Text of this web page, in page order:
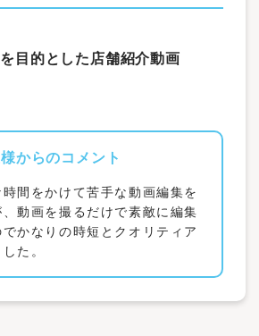
目的とした店舗紹介動画
からのコメント
間をかけて苦手な動画編集を
、動画を撮るだけで素敵に編集
でかなりの時短とクオリティア
た。